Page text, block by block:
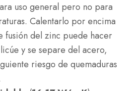
uso general pero no para
Calentarlo por encima
fusión del zinc puede hacer
y se separe del acero,
riesgo de quemaduras